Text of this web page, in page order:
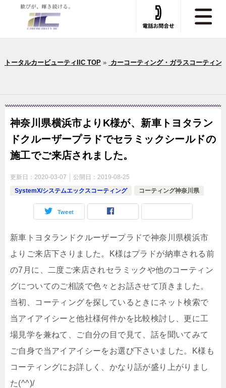
トータルカービューティIIC TOP» カーコーティング・ガラスコーティン
神奈川県横浜市よりK様が、新車トヨタラン
ドクルーザープラドでセラミックシールドの
施工でご来店されました。
更新日： 2020-03-07 公開日： 2019-08-25
SystemX/システムエックスコーティング
コーティング神奈川県
Tweet
新車トヨタランドクルーザープラドで神奈川県横浜市
よりご来店下さりました。K様はプラドが納車される前
の7月に、二度ご来店されセラミックや他のコーティン
グについてのご相談で色々とお話させて頂きました。
当初、コーティングを探しているときにネット検索で
当アイアイシーと他社様何件かを比較検討し、更に工
場見学を兼ねて、ご自分の目で見て、話を聞いてみて
ご自身で当アイアイシーをお選び下さいました。K様も
コーティングにお詳しく、かなり話が盛り上がりまし
た(^^)/